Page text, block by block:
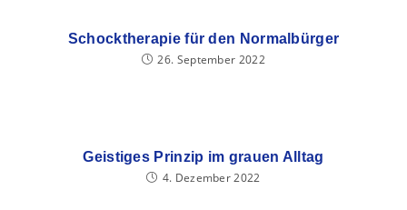
Schocktherapie für den Normalbürger
26. September 2022
Geistiges Prinzip im grauen Alltag
4. Dezember 2022